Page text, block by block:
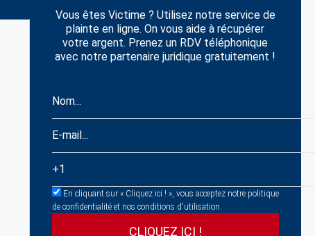
Vous êtes Victime ? Utilisez notre service de
plainte en ligne. On vous aide à récupérer
votre argent. Prenez un RDV téléphonique
avec notre partenaire juridique gratuitement !
En cliquant sur « Cliquez ici ! », vous acceptez notre politique
de confidentialité et nos conditions d'utilisation.